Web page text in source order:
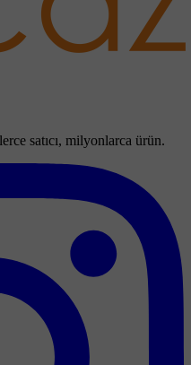
satıcı, milyonlarca ürün.